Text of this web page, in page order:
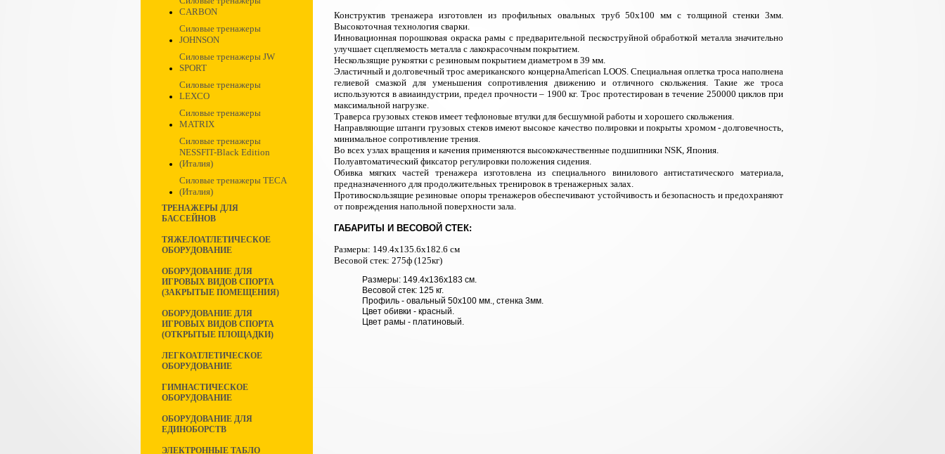
CARBON
Силовые тренажеры
JOHNSON
Силовые тренажеры JW
SPORT
Силовые тренажеры
LEXCO
Силовые тренажеры
MATRIX
Силовые тренажеры
NESSFIT-Black Edition
(Италия)
Силовые тренажеры TECA
(Италия)
ТРЕНАЖЕРЫ ДЛЯ
БАССЕЙНОВ
ТЯЖЕЛОАТЛЕТИЧЕСКОЕ
ОБОРУДОВАНИЕ
ОБОРУДОВАНИЕ ДЛЯ
ИГРОВЫХ ВИДОВ СПОРТА
(ЗАКРЫТЫЕ ПОМЕЩЕНИЯ)
ОБОРУДОВАНИЕ ДЛЯ
ИГРОВЫХ ВИДОВ СПОРТА
(ОТКРЫТЫЕ ПЛОЩАДКИ)
ЛЕГКОАТЛЕТИЧЕСКОЕ
ОБОРУДОВАНИЕ
ГИМНАСТИЧЕСКОЕ
ОБОРУДОВАНИЕ
ОБОРУДОВАНИЕ ДЛЯ
ЕДИНОБОРСТВ
ЭЛЕКТРОННЫЕ ТАБЛО
Конструктив тренажера изготовлен из профильных овальных труб 50х100 мм с толщиной стенки 3мм.
Высокоточная технология сварки.
Инновационная порошковая окраска рамы с предварительной пескоструйной обработкой металла значительно
улучшает сцепляемость металла с лакокрасочным покрытием.
Нескользящие рукоятки с резиновым покрытием диаметром в 39 мм.
Эластичный и долговечный трос американского концернаAmerican LOOS. Специальная оплетка троса наполнена
гелиевой смазкой для уменьшения сопротивления движению и отличного скольжения. Такие же троса
используются в авиаиндустрии, предел прочности – 1900 кг. Трос протестирован в течение 250000 циклов при
максимальной нагрузке.
Траверса грузовых стеков имеет тефлоновые втулки для бесшумной работы и хорошего скольжения.
Направляющие штанги грузовых стеков имеют высокое качество полировки и покрыты хромом - долговечность,
минимальное сопротивление трения.
Во всех узлах вращения и качения применяются высококачественные подшипники NSK, Япония
Полуавтоматический фиксатор регулировки положения сидения.
Обивка мягких частей тренажера изготовлена из специального винилового антистатического материала,
предназначенного для продолжительных тренировок в тренажерных залах.
Противоскользящие резиновые опоры тренажеров обеспечивают устойчивость и безопасность и предохраняют
от повреждения напольной поверхности зала.
ГАБАРИТЫ И ВЕСОВОЙ СТЕК:
Размеры: 149.4x135.6x182.6 см
Весовой стек: 275ф (125кг)
Размеры: 149.4x136x183 см.
Весовой стек: 125 кг.
Профиль - овальный 50х100 мм., стенка 3мм.
Цвет обивки - красный.
Цвет рамы - платиновый.